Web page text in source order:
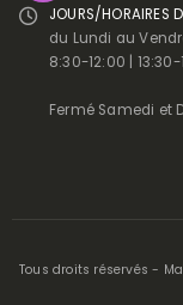
JOURS/HORAIRES
du Lundi au
8:30-12:00 | 13:30-
Fermé Samedi et
Tous droits réservés -